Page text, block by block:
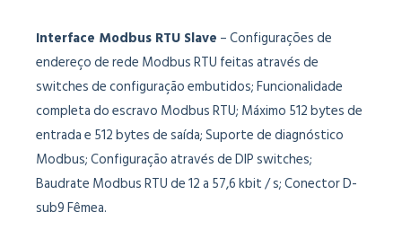
Interface Modbus RTU Slave – Configurações de
endereço de rede Modbus RTU feitas através de
switches de configuração embutidos; Funcionalidade
completa do escravo Modbus RTU; Máximo 512 bytes de
entrada e 512 bytes de saída; Suporte de diagnóstico
Modbus; Configuração através de DIP switches;
Baudrate Modbus RTU de 12 a 57,6 kbit / s; Conector D-
sub9 Fêmea.